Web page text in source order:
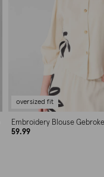
oversized fit
Embroidery Blouse
59.99